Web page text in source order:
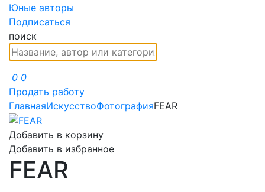
Юные авторы
Подписаться
поиск
0 0
Продать работу
ГлавнаяИскусствоФотографияFEAR
Добавить в корзину
Добавить в избранное
FEAR